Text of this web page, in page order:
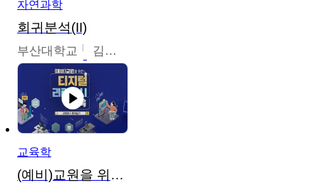
자연과학
회귀분석(II)
부산대학교 김충락
교육학
(예비)교원을 위한 디지털 리터러시 교육